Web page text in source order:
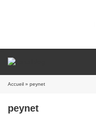
Accueil » peynet
peynet